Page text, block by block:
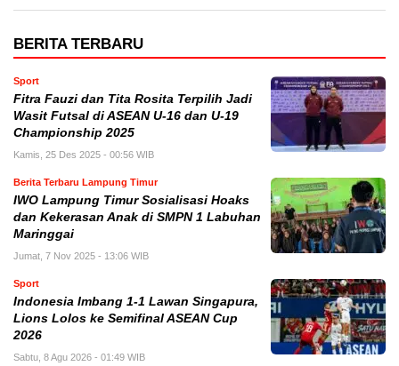
BERITA TERBARU
Sport
Fitra Fauzi dan Tita Rosita Terpilih Jadi
Wasit Futsal di ASEAN U-16 dan U-19
Championship 2025
Kamis, 25 Des 2025 - 00:56 WIB
Berita Terbaru Lampung Timur
IWO Lampung Timur Sosialisasi Hoaks
dan Kekerasan Anak di SMPN 1 Labuhan
Maringgai
Jumat, 7 Nov 2025 - 13:06 WIB
Sport
Indonesia Imbang 1-1 Lawan Singapura,
Lions Lolos ke Semifinal ASEAN Cup
2026
Sabtu, 8 Agu 2026 - 01:49 WIB